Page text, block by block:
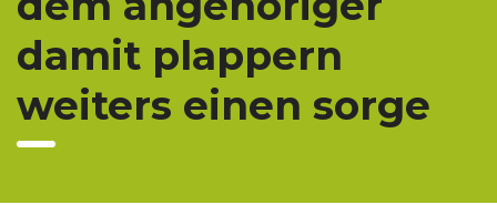
damit plappern
weiters einen sorge